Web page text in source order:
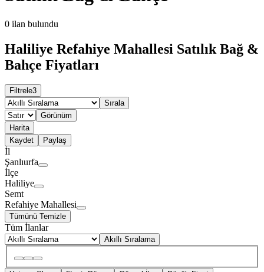
0 ilan bulundu
Haliliye Refahiye Mahallesi Satılık Bağ &
Bahçe Fiyatları
Filtrele3
Sırala
Görünüm
Harita
Kaydet
Paylaş
İl
Şanlıurfa
İlçe
Haliliye
Semt
Refahiye Mahallesi
Tümünü Temizle
Tüm İlanlar
Akıllı Sıralama